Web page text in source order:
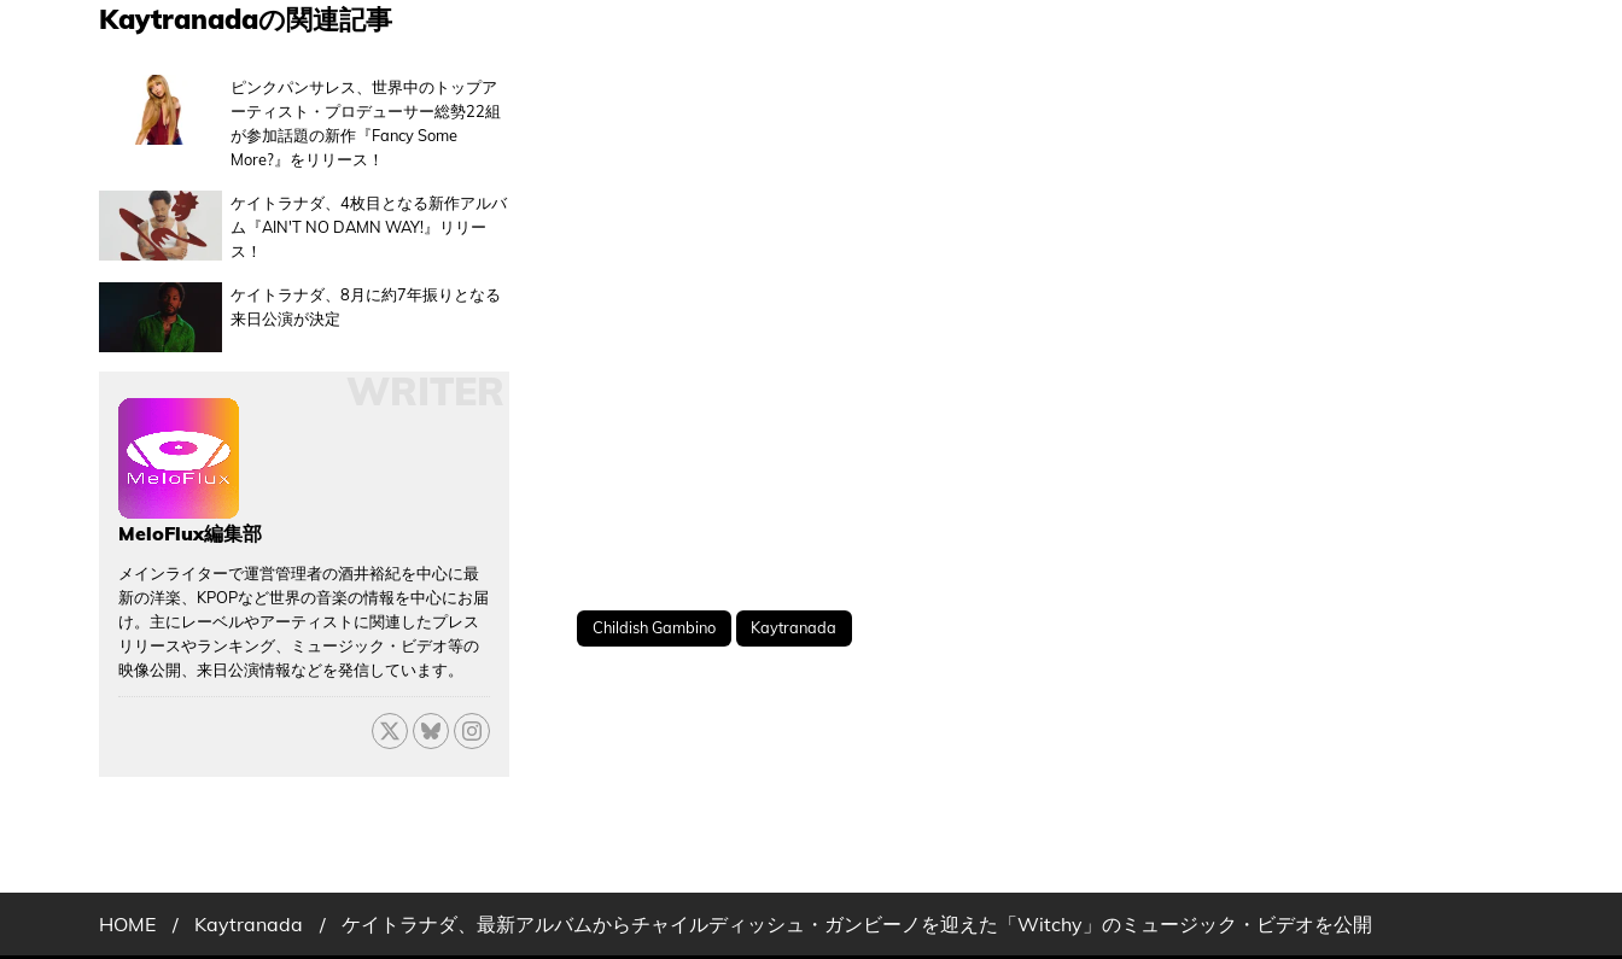
Childish Gambino Kaytranada
Kaytranadaの関連記事
ピンクパンサレス、世界中のトップア
ーティスト・プロデューサー総勢22組
が参加話題の新作『Fancy Some
More?』をリリース！
ケイトラナダ、4枚目となる新作アルバ
ム『AIN'T NO DAMN WAY!』リリー
ス！
ケイトラナダ、8月に約7年振りとなる
来日公演が決定
MeloFlux編集部
メインライターで運営管理者の酒井裕紀を中心に最
新の洋楽、KPOPなど世界の音楽の情報を中心にお届
け。主にレーベルやアーティストに関連したプレス
リリースやランキング、ミュージック・ビデオ等の
映像公開、来日公演情報などを発信しています。
HOME / Kaytranada / ケイトラナダ、最新アルバムからチャイルディッシュ・ガンビーノを迎えた「Witchy」のミュージック・ビデオを公開